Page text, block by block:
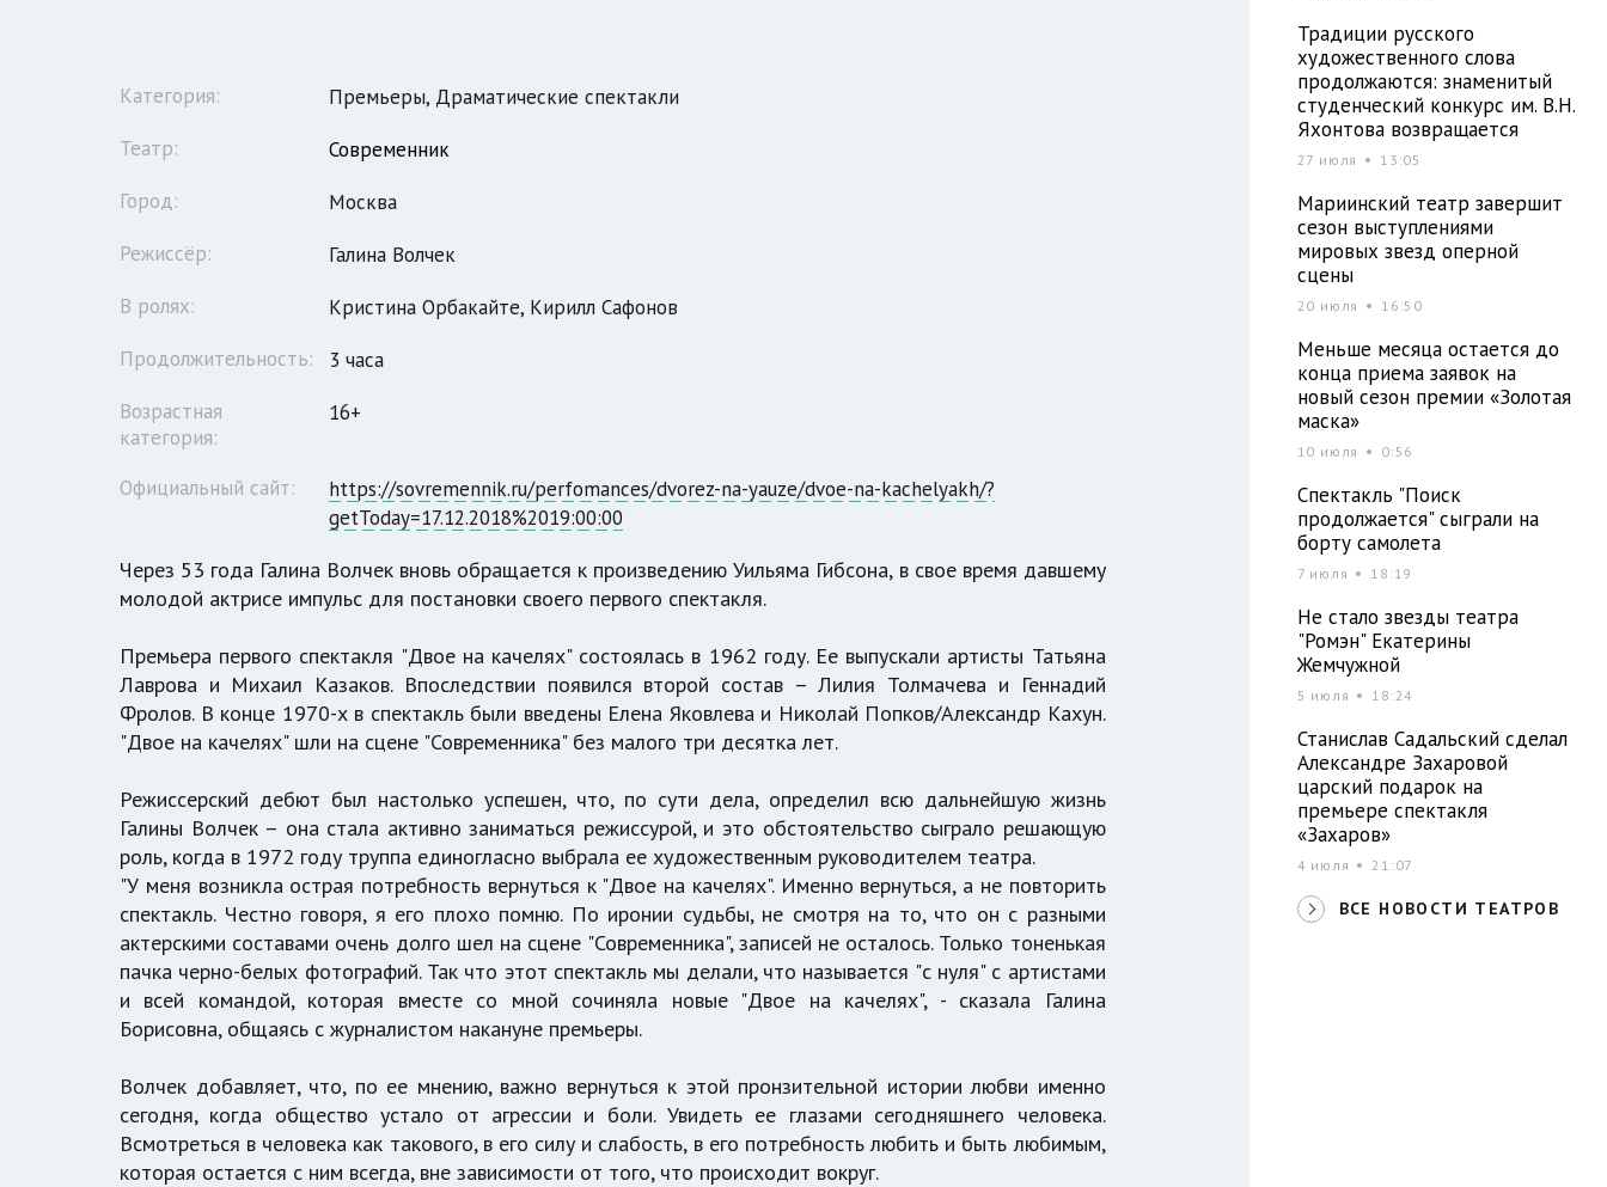
Категория:
Премьеры, Драматические спектакли
Театр:
Современник
Город:
Москва
Режиссёр:
Галина Волчек
В ролях:
Кристина Орбакайте, Кирилл Сафонов
Продолжительность:
3 часа
Возрастная
категория:
16+
Официальный сайт:
https://sovremennik.ru/perfomances/dvorez-na-yauze/dvoe-na-kachelyakh/?
getToday=17.12.2018%2019:00:00
Через 53 года Галина Волчек вновь обращается к произведению Уильяма Гибсона, в свое время давшему
молодой актрисе импульс для постановки своего первого спектакля.
Премьера первого спектакля "Двое на качелях" состоялась в 1962 году. Ее выпускали артисты Татьяна
Лаврова и Михаил Казаков. Впоследствии появился второй состав – Лилия Толмачева и Геннадий
Фролов. В конце 1970-х в спектакль были введены Елена Яковлева и Николай Попков/Александр Кахун.
"Двое на качелях" шли на сцене "Современника" без малого три десятка лет.
Режиссерский дебют был настолько успешен, что, по сути дела, определил всю дальнейшую жизнь
Галины Волчек – она стала активно заниматься режиссурой, и это обстоятельство сыграло решающую
роль, когда в 1972 году труппа единогласно выбрала ее художественным руководителем театра.
"У меня возникла острая потребность вернуться к "Двое на качелях". Именно вернуться, а не повторить
спектакль. Честно говоря, я его плохо помню. По иронии судьбы, не смотря на то, что он с разными
актерскими составами очень долго шел на сцене "Современника", записей не осталось. Только тоненькая
пачка черно-белых фотографий. Так что этот спектакль мы делали, что называется "с нуля" с артистами
и всей командой, которая вместе со мной сочиняла новые "Двое на качелях", - сказала Галина
Борисовна, общаясь с журналистом накануне премьеры.
Волчек добавляет, что, по ее мнению, важно вернуться к этой пронзительной истории любви именно
сегодня, когда общество устало от агрессии и боли. Увидеть ее глазами сегодняшнего человека.
Всмотреться в человека как такового, в его силу и слабость, в его потребность любить и быть любимым,
которая остается с ним всегда, вне зависимости от того, что происходит вокруг.
Традиции русского
художественного слова
продолжаются: знаменитый
студенческий конкурс им. В.Н.
Яхонтова возвращается
27 июля 13:05
Мариинский театр завершит
сезон выступлениями
мировых звезд оперной
сцены
20 июля 16:50
Меньше месяца остается до
конца приема заявок на
новый сезон премии «Золотая
маска»
10 июля 0:56
Спектакль "Поиск
продолжается" сыграли на
борту самолета
7 июля 18:19
Не стало звезды театра
"Ромэн" Екатерины
Жемчужной
5 июля 18:24
Станислав Садальский сделал
Александре Захаровой
царский подарок на
премьере спектакля
«Захаров»
4 июля 21:07
ВСЕ НОВОСТИ ТЕАТРОВ